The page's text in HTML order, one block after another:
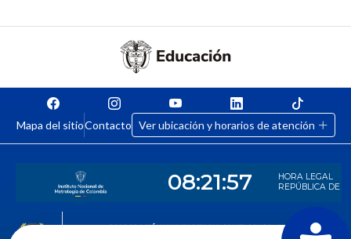
Mapa del sitioContacto Ver ubicación y horarios de atención
CORPORACIÓN UNIVERSITARIA COMFACAUCA - UNICOMFACAUCA
Institución de Educación Superior sujeta a inspección y vigilancia por el